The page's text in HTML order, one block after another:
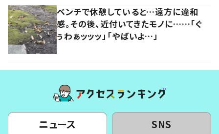
ベンチで休憩していると…遠方に違和
感。その後、近付いてきたモノに……「ぐ
ぅわぁッッッ」「やばいよ…」
ニュース SNS